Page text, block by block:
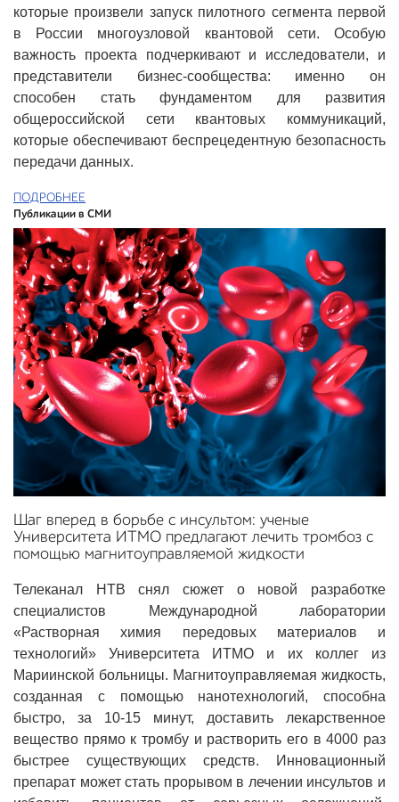
которые произвели запуск пилотного сегмента первой
в России многоузловой квантовой сети. Особую
важность проекта подчеркивают и исследователи, и
представители бизнес-сообщества: именно он
способен стать фундаментом для развития
общероссийской сети квантовых коммуникаций,
которые обеспечивают беспрецедентную безопасность
передачи данных.
ПОДРОБНЕЕ
Публикации в СМИ
Шаг вперед в борьбе с инсультом: ученые
Университета ИТМО предлагают лечить тромбоз с
помощью магнитоуправляемой жидкости
Телеканал НТВ снял сюжет о новой разработке
специалистов Международной лаборатории
«Растворная химия передовых материалов и
технологий» Университета ИТМО и их коллег из
Мариинской больницы. Магнитоуправляемая жидкость,
созданная с помощью нанотехнологий, способна
быстро, за 10-15 минут, доставить лекарственное
вещество прямо к тромбу и растворить его в 4000 раз
быстрее существующих средств. Инновационный
препарат может стать прорывом в лечении инсультов и